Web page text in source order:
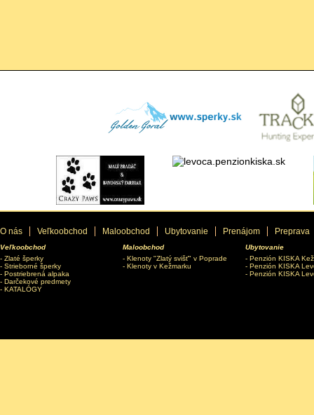
O nás Veľkoobchod Maloobchod Ubytovanie Prenájom Preprava
Veľkoobchod
Zlaté šperky
Strieborné šperky
Postriebrená alpaka
Darčekové predmety
KATALÓGY
Maloobchod
Klenoty "Zlatý svišť" v Poprade
Klenoty v Kežmarku
Ubytovanie
Penzión KISKA
Penzión KISKA
Penzión KISKA